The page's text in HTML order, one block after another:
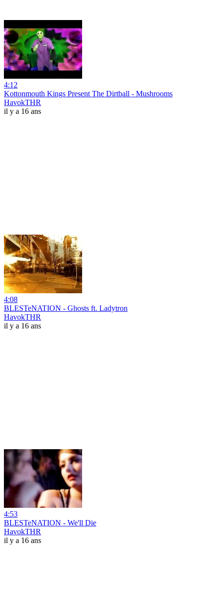
4:12
Kottonmouth Kings Present The Dirtball - Mushrooms
HavokTHR
il y a 16 ans
4:08
BLESTeNATION - Ghosts ft. Ladytron
HavokTHR
il y a 16 ans
4:53
BLESTeNATION - We'll Die
HavokTHR
il y a 16 ans